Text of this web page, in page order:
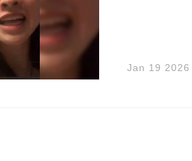
Jan 19 2026